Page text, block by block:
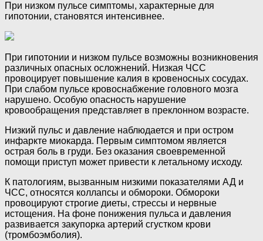
При низком пульсе симптомы, характерные для
гипотонии, становятся интенсивнее.
При гипотонии и низком пульсе возможны возникновения
различных опасных осложнений. Низкая ЧСС
провоцирует повышение калия в кровеносных сосудах.
При слабом пульсе кровоснабжение головного мозга
нарушено. Особую опасность нарушение
кровообращения представляет в преклонном возрасте.
Низкий пульс и давление наблюдается и при остром
инфаркте миокарда. Первым симптомом является
острая боль в груди. Без оказания своевременной
помощи приступ может привести к летальному исходу.
К патологиям, вызванным низкими показателями АД и
ЧСС, относятся коллапсы и обмороки. Обмороки
провоцируют строгие диеты, стрессы и нервные
истощения. На фоне понижения пульса и давления
развивается закупорка артерий сгустком крови
(тромбоэмболия).